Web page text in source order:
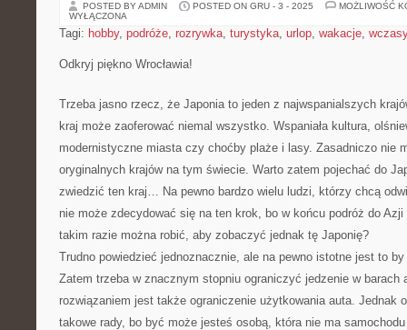
POSTED BY ADMIN POSTED ON GRU - 3 - 2025
MOŻLIWOŚĆ
WYŁĄCZONA
Tagi: hobby, podróże, rozrywka, turystyka, urlop, wakacje,
Odkryj piękno Wrocławia!
Trzeba jasno rzecz, że Japonia to jeden z najwspanialszych
kraj może zaoferować niemal wszystko. Wspaniała kultura,
modernistyczne miasta czy choćby plaże i lasy. Zasadniczo nie
oryginalnych krajów na tym świecie. Warto zatem pojechać do
zwiedzić ten kraj… Na pewno bardzo wielu ludzi, którzy chcą
nie może zdecydować się na ten krok, bo w końcu podróż do Azji
takim razie można robić, aby zobaczyć jednak tę Japonię?
Trudno powiedzieć jednoznacznie, ale na pewno istotne jest to
Zatem trzeba w znacznym stopniu ograniczyć jedzenie w barach
rozwiązaniem jest także ograniczenie użytkowania auta. Jednak
takowe rady, bo być może jesteś osobą, która nie ma